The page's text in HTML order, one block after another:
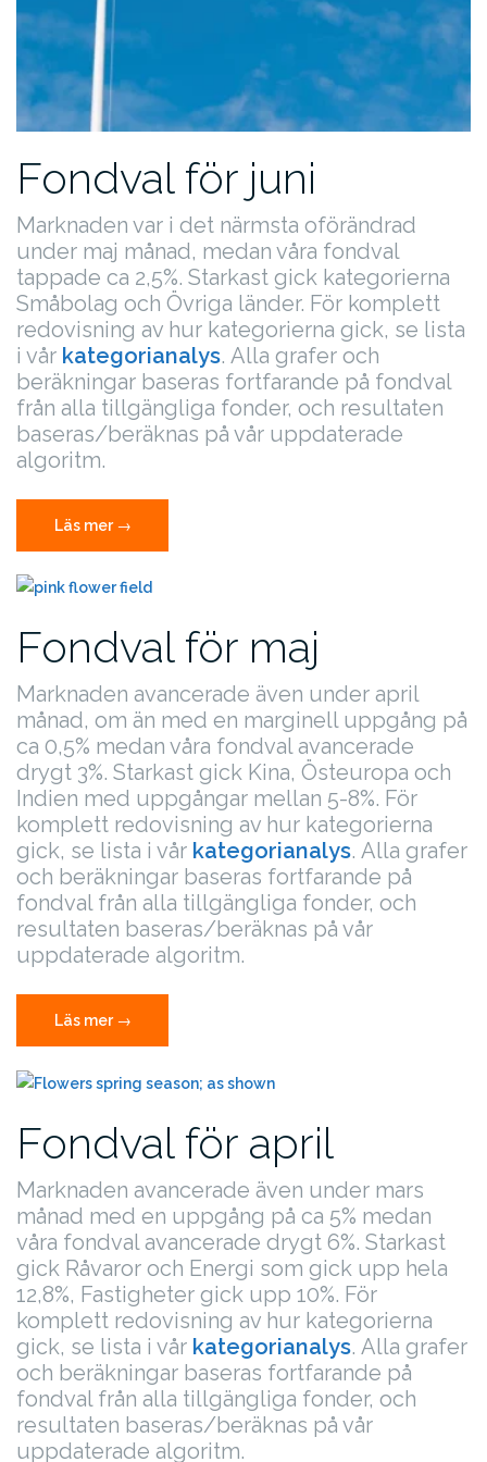
Fondval för juni
Marknaden var i det närmsta oförändrad
under maj månad, medan våra fondval
tappade ca 2,5%. Starkast gick kategorierna
Småbolag och Övriga länder. För komplett
redovisning av hur kategorierna gick, se lista
i vår kategorianalys. Alla grafer och
beräkningar baseras fortfarande på fondval
från alla tillgängliga fonder, och resultaten
baseras/beräknas på vår uppdaterade
algoritm.
Läs mer”Fondval
för
→
Fondval för maj
Marknaden avancerade även under april
månad, om än med en marginell uppgång på
ca 0,5% medan våra fondval avancerade
drygt 3%. Starkast gick Kina, Östeuropa och
Indien med uppgångar mellan 5-8%. För
komplett redovisning av hur kategorierna
gick, se lista i vår kategorianalys. Alla grafer
och beräkningar baseras fortfarande på
fondval från alla tillgängliga fonder, och
resultaten baseras/beräknas på vår
uppdaterade algoritm.
Läs mer”Fondval
för
→
Fondval för april
Marknaden avancerade även under mars
månad med en uppgång på ca 5% medan
våra fondval avancerade drygt 6%. Starkast
gick Råvaror och Energi som gick upp hela
12,8%, Fastigheter gick upp 10%. För
komplett redovisning av hur kategorierna
gick, se lista i vår kategorianalys. Alla grafer
och beräkningar baseras fortfarande på
fondval från alla tillgängliga fonder, och
resultaten baseras/beräknas på vår
uppdaterade algoritm.